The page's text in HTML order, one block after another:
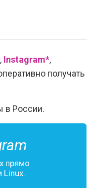
, Instagram*,
получать
в России.
прямо
Linux.